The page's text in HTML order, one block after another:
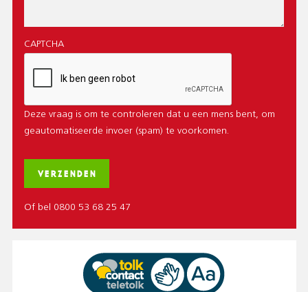
CAPTCHA
Deze vraag is om te controleren dat u een mens bent, om
geautomatiseerde invoer (spam) te voorkomen.
Of bel 0800 53 68 25 47